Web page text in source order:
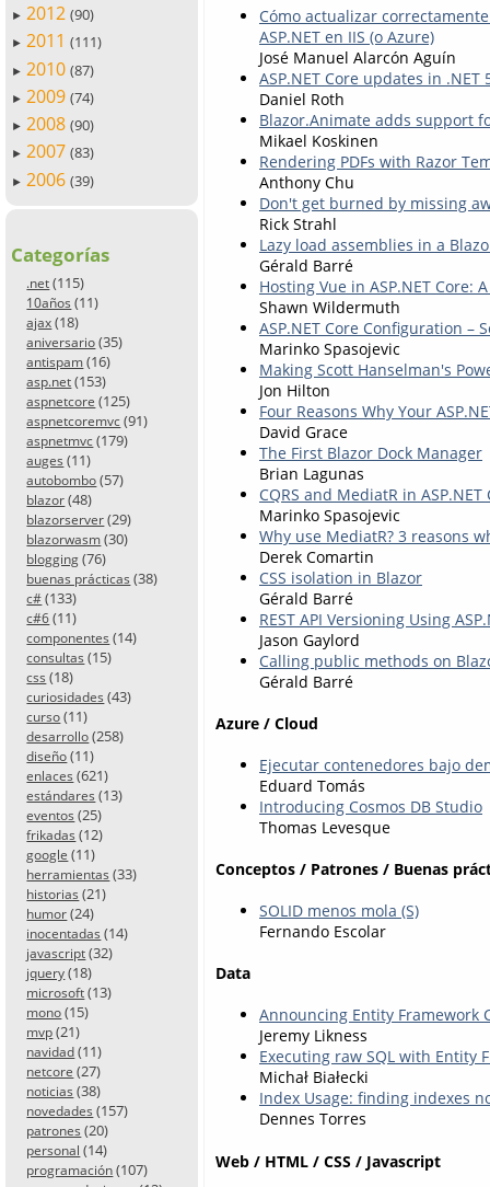
► 2012 (90)
► 2011 (111)
► 2010 (87)
► 2009 (74)
► 2008 (90)
► 2007 (83)
► 2006 (39)
Categorías
.net (115)
10años (11)
ajax (18)
aniversario (35)
antispam (16)
asp.net (153)
aspnetcore (125)
aspnetcoremvc (91)
aspnetmvc (179)
auges (11)
autobombo (57)
blazor (48)
blazorserver (29)
blazorwasm (30)
blogging (76)
buenas prácticas (38)
c# (133)
c#6 (11)
componentes (14)
consultas (15)
css (18)
curiosidades (43)
curso (11)
desarrollo (258)
diseño (11)
enlaces (621)
estándares (13)
eventos (25)
frikadas (12)
google (11)
herramientas (33)
historias (21)
humor (24)
inocentadas (14)
javascript (32)
jquery (18)
microsoft (13)
mono (15)
mvp (21)
navidad (11)
netcore (27)
noticias (38)
novedades (157)
patrones (20)
personal (14)
programación (107)
Cómo actualizar
ASP.NET en IIS (o Azure)
José Manuel Alarcón Aguín
ASP.NET Core updates in .NET
Daniel Roth
Blazor.Animate adds support
Mikael Koskinen
Rendering PDFs with Razor
Anthony Chu
Don't get burned by missing
Rick Strahl
Lazy load assemblies in a
Gérald Barré
Hosting Vue in ASP.NET Core:
Shawn Wildermuth
ASP.NET Core Configuration –
Marinko Spasojevic
Making Scott Hanselman's
Jon Hilton
Four Reasons Why Your
David Grace
The First Blazor Dock Manager
Brian Lagunas
CQRS and MediatR in ASP.NET
Marinko Spasojevic
Why use MediatR? 3 reasons
Derek Comartin
CSS isolation in Blazor
Gérald Barré
REST API Versioning Using
Jason Gaylord
Calling public methods on
Gérald Barré
Azure / Cloud
Ejecutar contenedores bajo
Eduard Tomás
Introducing Cosmos DB Studio
Thomas Levesque
Conceptos / Patrones / Buenas
SOLID menos mola (S)
Fernando Escolar
Data
Announcing Entity Framework
Jeremy Likness
Executing raw SQL with Entity
Michał Białecki
Index Usage: finding indexes
Dennes Torres
Web / HTML / CSS / Javascript